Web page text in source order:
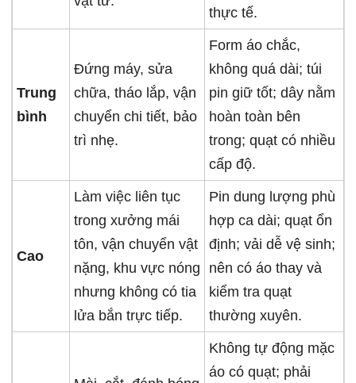
thực tế.
Trung
bình
Đứng máy, sửa
chữa, tháo lắp, vận
chuyển chi tiết, bảo
trì nhẹ.
Form áo chắc,
không quá dài; túi
pin giữ tốt; dây nằm
hoàn toàn bên
trong; quạt có nhiều
cấp độ.
Cao
Làm việc liên tục
trong xưởng mái
tôn, vận chuyển vật
nặng, khu vực nóng
nhưng không có tia
lửa bắn trực tiếp.
Pin dung lượng phù
hợp ca dài; quạt ổn
định; vải dễ vệ sinh;
nên có áo thay và
kiểm tra quạt
thường xuyên.
Không tự động mặc
áo có quạt; phải